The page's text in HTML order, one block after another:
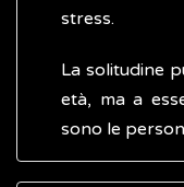
stress.
La solitudine
età, ma a
sono le